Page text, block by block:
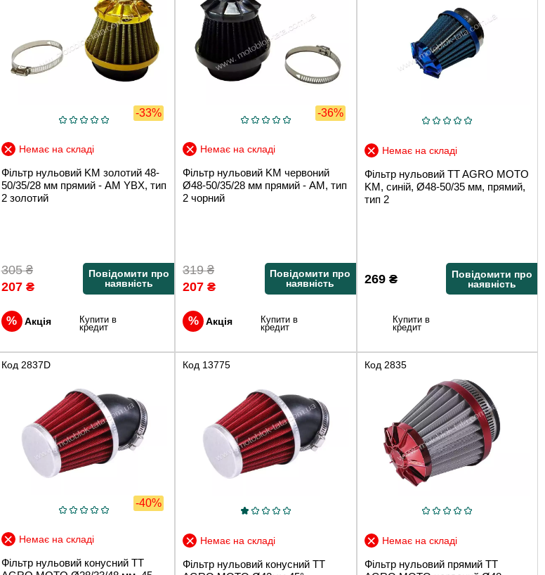
-33%
Немає на складі
Фільтр нульовий KM золотий 48-
50/35/28 мм прямий - АМ YBX, тип
2 золотий
207₴
305₴
Повідомити про
наявність
Акція Купити в
кредит
-36%
Немає на складі
Фільтр нульовий KM червоний
Ø48-50/35/28 мм прямий - АМ, тип
2 чорний
207 ₴
319₴
Повідомити про
наявність
Акція Купити в
кредит
Немає на складі
Фільтр нульовий TT AGRO MOTO
KM, синій, Ø48-50/35 мм, прямий,
тип 2
269₴
Повідомити про
наявність
Купити в
кредит
Код 2837D
-40%
Немає на складі
Фільтр нульовий конусний TT
Код 13775
Немає на складі
Фільтр нульовий конусний TT
Код 2835
Немає на складі
Фільтр нульовий прямий TT